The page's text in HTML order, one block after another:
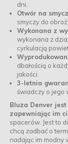
dni.
Otwór na
smyczy do
Wykonana z
wykonana z
cyrkulacją
dbałością o
jakości.
3-letnia
świadczy o jego
Bluza Denver
zapewniając im
spacerów. Jest to
chcą zadbać o
nadając im modny